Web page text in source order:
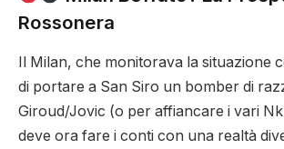
Rossonera
Il Milan, che monitorava la situazione
di portare a San Siro un bomber di
Giroud/Jovic (o per affiancare i vari
deve ora fare i conti con una realtà